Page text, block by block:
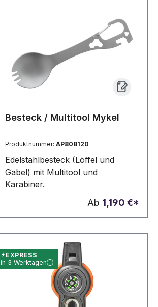
Besteck / Multitool Mykel
Produktnummer:AP808120
Edelstahlbesteck (Löffel und
Gabel) mit Multitool und
Karabiner.
Ab 1,190 €*
EXPRESS
in 3 Werktagen